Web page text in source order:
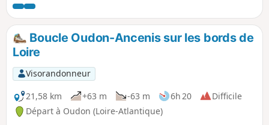
y accéderez par tous les temps à l'exception des bords du
Hâvre en période de crues. Sachez que de très nombreuses
portions sont arborées vous permettant de l'apprécier
particulièrement par temps chaud. Suivant la saison, vous
pourrez peut-être admirer de magnifiques tapis de
cyclamens au pied des arbres dans la propriété de la
Pilardière.
Boucle Oudon-Ancenis sur les bords de
Loire
Visorandonneur
21,58 km
+63 m -63 m 6h 20
Difficile
Départ à Oudon (Loire-Atlantique)